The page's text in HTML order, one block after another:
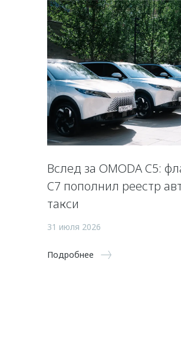
Вслед за OMODA C5:
C7 пополнил реестр
такси
31 июля 2026
Подробнее